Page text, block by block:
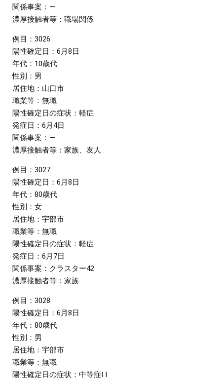
関係事案：―
濃厚接触者等：職場関係
例目：3026
陽性確定日：6月8日
年代：10歳代
性別：男
居住地：山口市
職業等：無職
陽性確定日の症状：軽症
発症日：6月4日
関係事案：―
濃厚接触者等：家族、友人
例目：3027
陽性確定日：6月8日
年代：80歳代
性別：女
居住地：宇部市
職業等：無職
陽性確定日の症状：軽症
発症日：6月7日
関係事案：クラスター42
濃厚接触者等：家族
例目：3028
陽性確定日：6月8日
年代：80歳代
性別：男
居住地：宇部市
職業等：無職
陽性確定日の症状：中等症I I